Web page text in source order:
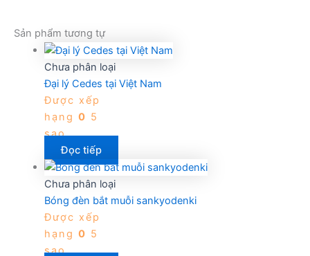
Sản phẩm tương tự
Chưa phân loại
Đại lý Cedes tại Việt Nam
Được xếp
hạng 0 5
sao
Đọc tiếp
Chưa phân loại
Bóng đèn bắt muỗi sankyodenki
Được xếp
hạng 0 5
sao